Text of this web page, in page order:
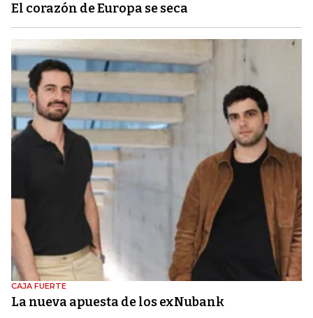
El corazón de Europa se seca
CAJA FUERTE
La nueva apuesta de los exNubank